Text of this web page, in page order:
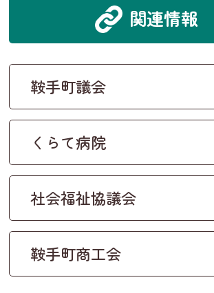
関連情報
鞍手町議会
くらて病院
社会福祉協議会
鞍手町商工会